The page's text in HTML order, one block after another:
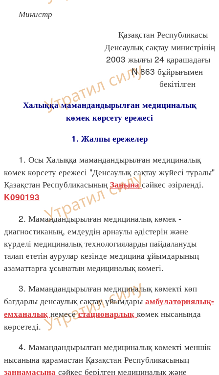
Министр
Қазақстан Республикасы
Денсаулық сақтау министрінің
2003 жылғы 24 қарашадағы
N 863 бұйрығымен
бекітілген
Халыққа мамандандырылған медициналық
көмек көрсету ережесі
1. Жалпы ережелер
1. Осы Халыққа мамандандырылған медициналық
көмек көрсету ережесі "Денсаулық сақтау жүйесі туралы"
Қазақстан Республикасының Заңынасәйкес әзірленді.
K090193
2. Мамандандырылған медициналық көмек -
диагностиканың, емдеудің арнаулы әдістерін және
күрделі медициналық технологияларды пайдалануды
талап ететін аурулар кезінде медицина ұйымдарының
азаматтарға ұсынатын медициналық көмегі.
3. Мамандандырылған медициналық көмекті көп
бағдарлы денсаулық сақтау ұйымдары амбулаториялық-
емханалық немесестационарлық көмек нысанында
көрсетеді.
4. Мамандандырылған медициналық көмекті меншік
нысанына қарамастан Қазақстан Республикасының
заңнамасына сәйкес берілген медициналық және